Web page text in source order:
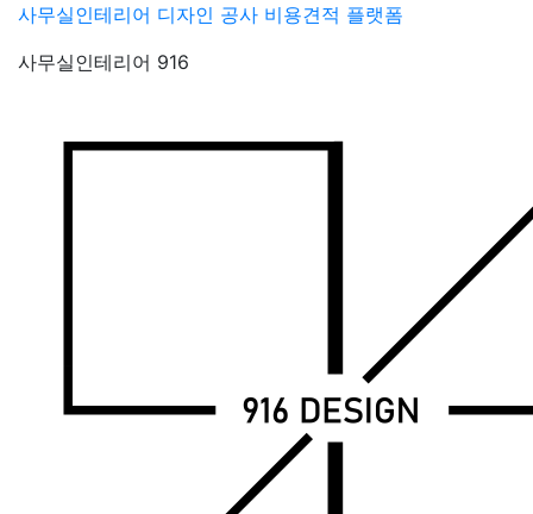
Skip
content
사무실인테리어 디자인 공사 비용견적 플랫폼
사무실인테리어 916